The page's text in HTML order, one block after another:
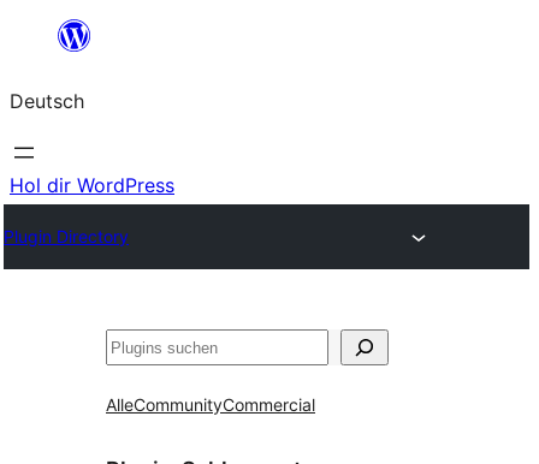
springen
Deutsch
Hol dir WordPress
Plugin Directory
Suchen
AlleCommunityCommercial